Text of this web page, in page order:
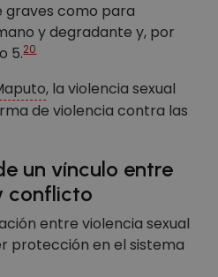
graves como para
y degradante y, por
5.20
, la violencia sexual
de violencia contra las
un vínculo entre
conflicto
entre violencia sexual
protección en el sistema